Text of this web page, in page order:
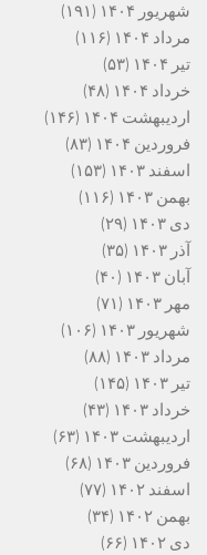
شهریور ۱۴۰۴
(۱۹۱)
مرداد ۱۴۰۴
(۱۱۶)
تیر ۱۴۰۴
(۵۳)
خرداد ۱۴۰۴
(۴۸)
اردیبهشت ۱۴۰۴
(۱۴۶)
فروردین ۱۴۰۴
(۸۳)
اسفند ۱۴۰۳
(۱۵۳)
بهمن ۱۴۰۳
(۱۱۶)
دی ۱۴۰۳
(۲۹)
آذر ۱۴۰۳
(۳۵)
آبان ۱۴۰۳
(۴۰)
مهر ۱۴۰۳
(۷۱)
شهریور ۱۴۰۳
(۱۰۶)
مرداد ۱۴۰۳
(۸۸)
تیر ۱۴۰۳
(۱۴۵)
خرداد ۱۴۰۳
(۴۳)
اردیبهشت ۱۴۰۳
(۶۳)
فروردین ۱۴۰۳
(۶۸)
اسفند ۱۴۰۲
(۷۷)
بهمن ۱۴۰۲
(۳۴)
دی ۱۴۰۲
(۶۶)